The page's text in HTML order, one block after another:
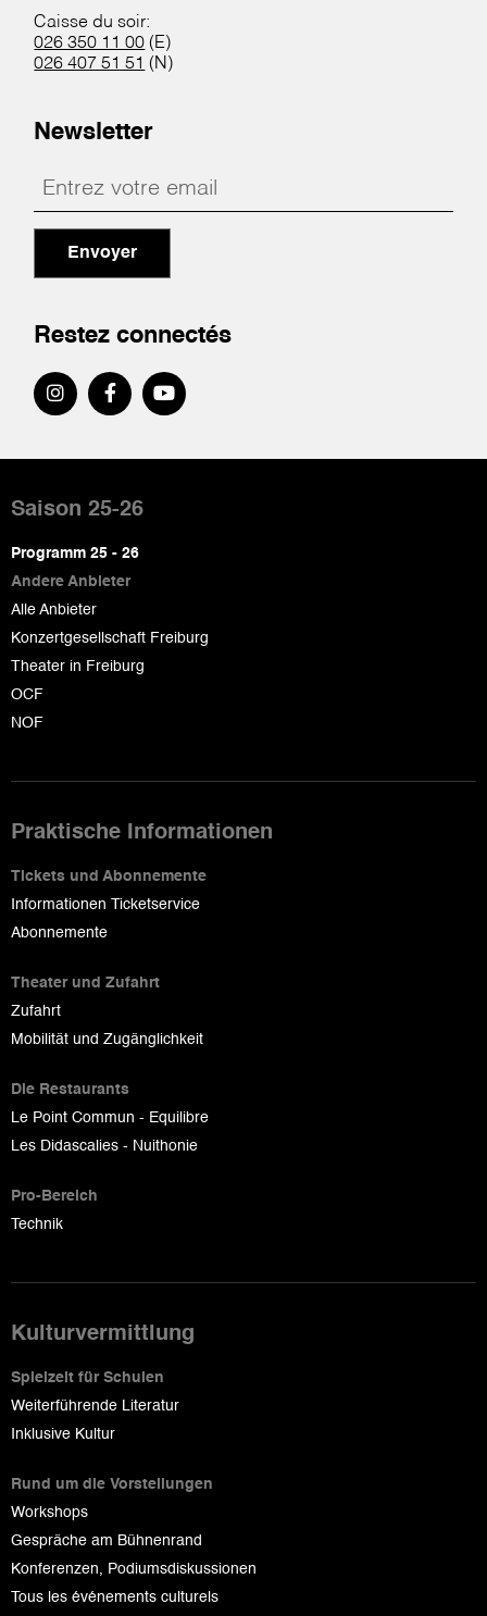
Caisse du soir:
026 350 11 00 (E)
026 407 51 51 (N)
Newsletter
Envoyer
Restez connectés
de
page
Saison 25-26
Programm 25 - 26
Andere Anbieter
Alle Anbieter
Konzertgesellschaft Freiburg
Theater in Freiburg
OCF
NOF
Praktische Informationen
Tickets und Abonnemente
Informationen Ticketservice
Abonnemente
Theater und Zufahrt
Zufahrt
Mobilität und Zugänglichkeit
Die Restaurants
Le Point Commun - Equilibre
Les Didascalies - Nuithonie
Pro-Bereich
Technik
Kulturvermittlung
Spielzeit für Schulen
Weiterführende Literatur
Inklusive Kultur
Rund um die Vorstellungen
Workshops
Gespräche am Bühnenrand
Konferenzen, Podiumsdiskussionen
Tous les événements culturels